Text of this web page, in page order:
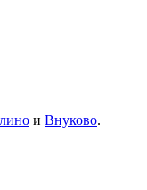
и Внуково.